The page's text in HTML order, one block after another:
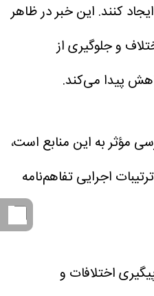
کنند. این خبر در ظاهر
و جلوگیری از
پیدا می‌کند.
مؤثر به این منابع است،
اجرایی تفاهم‌نامه
اختلافات و